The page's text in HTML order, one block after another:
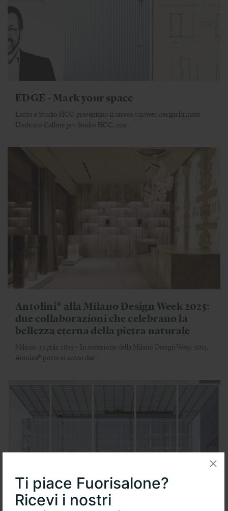
EDGE - Mark your space
Lacus e Studio HCC presentano il nuovo shower design firmato
Umberto Calloni per Studio HCC, una ...
Antolini® alla Milano Design Week 2025:
due collaborazioni che celebrano la
bellezza eterna della pietra naturale
Milano, 3 aprile 2025 – In occasione della Milano Design Week 2025,
Antolini® porta in scena due ...
Ti piace Fuorisalone?
Ricevi i nostri